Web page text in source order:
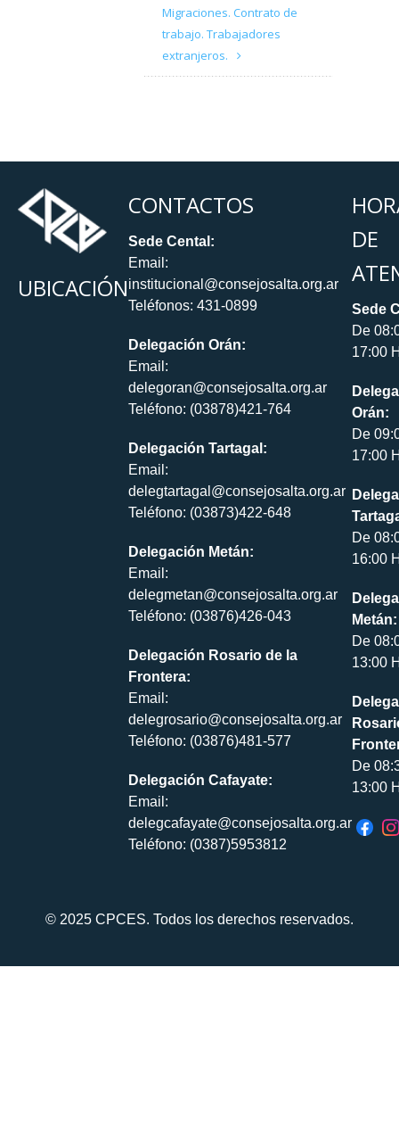
Migraciones. Contrato de
trabajo. Trabajadores
extranjeros.
UBICACIÓN
CONTACTOS
Sede Cental:
Email:
institucional@consejosalta.org.ar
Teléfonos: 431-0899
Delegación Orán:
Email:
delegoran@consejosalta.org.ar
Teléfono: (03878)421-764
Delegación Tartagal:
Email:
delegtartagal@consejosalta.org.ar
Teléfono: (03873)422-648
Delegación Metán:
Email:
delegmetan@consejosalta.org.ar
Teléfono: (03876)426-043
Delegación Rosario de la
Frontera:
Email:
delegrosario@consejosalta.org.ar
Teléfono: (03876)481-577
Delegación Cafayate:
Email:
delegcafayate@consejosalta.org.ar
Teléfono: (0387)5953812
DE
Sede
De
17:00
Orán:
De
17:00
De
16:00
Metán:
De
13:00
De
13:00
© 2025 CPCES. Todos los derechos reservados.